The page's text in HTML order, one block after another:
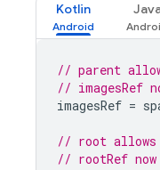
Kotlin
// parent
// imagesRef
imagesRef =
// root allows
// rootRef